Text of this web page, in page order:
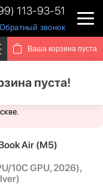
113-93-51
Обратный звонок
Ваша корзина пуста
пуста!
Для Вас доступен
Air (M5)
10C GPU, 2026),